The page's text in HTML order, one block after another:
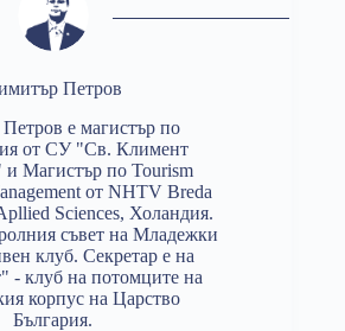
Петров
е магистър по
от СУ "Св. Климент
Магистър по Tourism
от NHTV Breda
Sciences, Холандия.
съвет на Младежки
клуб. Секретар е на
- клуб на потомците на
корпус на Царство
България.